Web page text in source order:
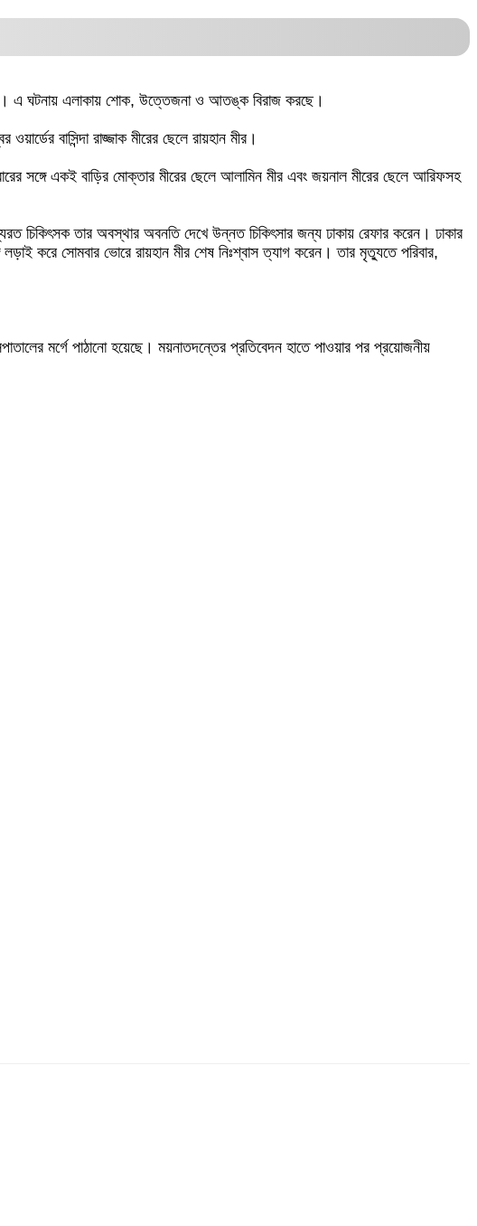
এ ঘটনায় এলাকায় শোক, উত্তেজনা ও আতঙ্ক বিরাজ করছে।
বাসিন্দা রাজ্জাক মীরের ছেলে রায়হান মীর।
সঙ্গে একই বাড়ির মোক্তার মীরের ছেলে আলামিন মীর এবং জয়নাল মীরের ছেলে আরিফসহ
চিকিৎসক তার অবস্থার অবনতি দেখে উন্নত চিকিৎসার জন্য ঢাকায় রেফার করেন। ঢাকার
লড়াই করে সোমবার ভোরে রায়হান মীর শেষ নিঃশ্বাস ত্যাগ করেন। তার মৃত্যুতে পরিবার,
মর্গে পাঠানো হয়েছে। ময়নাতদন্তের প্রতিবেদন হাতে পাওয়ার পর প্রয়োজনীয়